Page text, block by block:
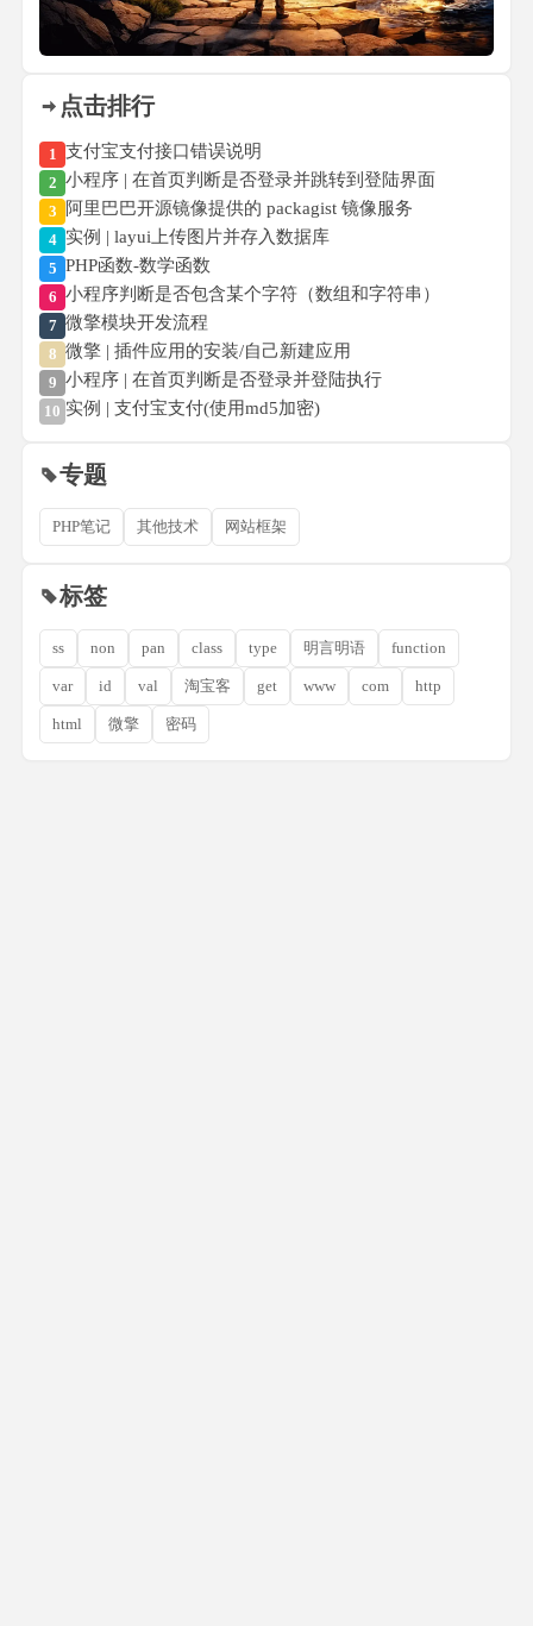
点击排行
1 支付宝支付接口错误说明
2 小程序 | 在首页判断是否登录并跳转到登陆界面
3 阿里巴巴开源镜像提供的 packagist 镜像服务
4 实例 | layui上传图片并存入数据库
5 PHP函数-数学函数
6 小程序判断是否包含某个字符（数组和字符串）
7 微擎模块开发流程
8 微擎 | 插件应用的安装/自己新建应用
9 小程序 | 在首页判断是否登录并登陆执行
10 实例 | 支付宝支付(使用md5加密)
专题
PHP笔记 其他技术 网站框架
标签
ss non pan class type 明言明语 function
var id val 淘宝客 get www com http
html 微擎 密码